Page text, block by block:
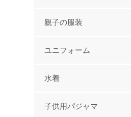
親子の服装
ユニフォーム
水着
子供用パジャマ